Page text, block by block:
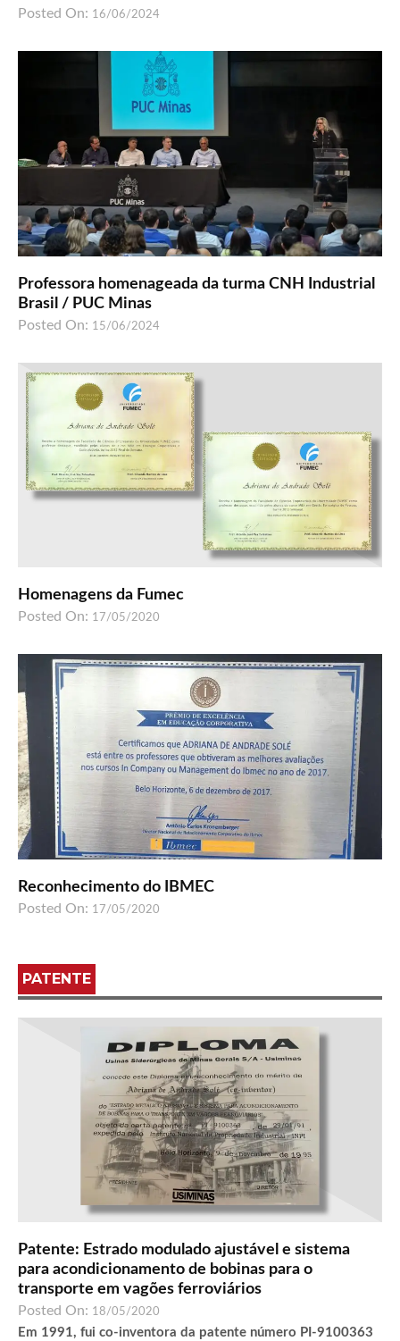
Posted On: 16/06/2024
Professora homenageada da turma CNH Industrial
Brasil / PUC Minas
Posted On: 15/06/2024
Homenagens da Fumec
Posted On: 17/05/2020
Reconhecimento do IBMEC
Posted On: 17/05/2020
PATENTE
Patente: Estrado modulado ajustável e sistema
para acondicionamento de bobinas para o
transporte em vagões ferroviários
Posted On: 18/05/2020
Em 1991, fui co-inventora da patente número PI-9100363